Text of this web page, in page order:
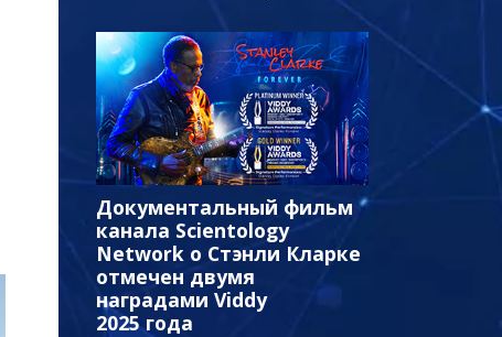
Документальный фильм
канала Scientology
Network о Стэнли Кларке
отмечен двумя
наградами Viddy
2025 года